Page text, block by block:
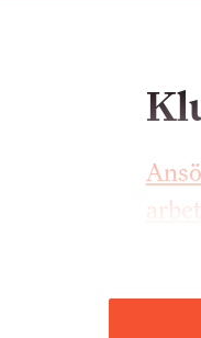
Pensionärsmedlem
Studerandemedlem